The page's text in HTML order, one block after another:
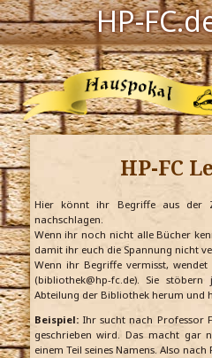
HP-
Navigation
Harry Potter
Der HP-FC
Hogwarts
Zauberwelt
Willkommen
Jetzt Fanclub-
HP-FC
Hier könnt ihr Begriffe aus der
nachschlagen.
Wenn ihr noch nicht alle Bücher
damit ihr euch die Spannung nicht
Wenn ihr Begriffe vermisst,
(bibliothek@hp-fc.de). Sie
Abteilung der Bibliothek herum und
Beispiel:Ihr sucht nach Professor
geschrieben wird. Das macht gar
einem Teil seines Namens. Also